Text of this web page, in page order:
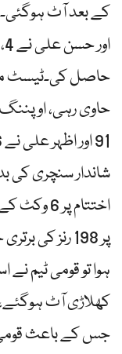
کے بعد آٹ
حاصل کی۔ٹیسٹ
شاندار سنچری کی
پر 198 رنز
جس کے باعث قومی